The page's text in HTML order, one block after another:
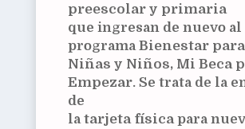
preescolar y primaria
que ingresan de nuevo al
programaBienestar para
Niñas y Niños, Mi Beca
Empezar. Se trata de la
de
latarjeta físicapara